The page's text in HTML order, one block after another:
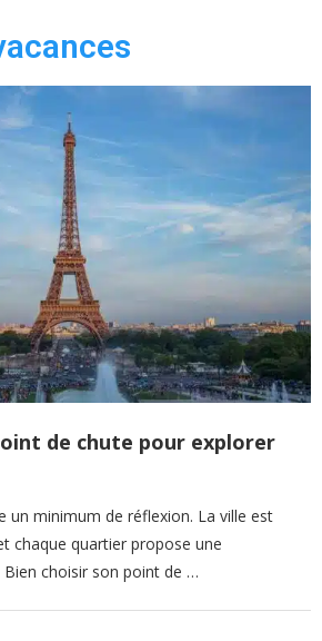
de chute pour explorer
un minimum de réflexion. La ville est
chaque quartier propose une
choisir son point de …